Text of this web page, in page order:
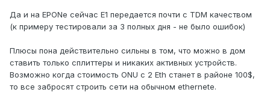
Да и на EPONe сейчас E1 передается почти с TDM качеством
(к примеру тестировали за 3 полных дня - не было ошибок)
Плюсы пона действительно сильны в том, что можно в дом
ставить только сплиттеры и никаких активных устройств.
Возможно когда стоимость ONU с 2 Eth станет в районе 100$,
то все забросят строить сети на обычном ethernete.